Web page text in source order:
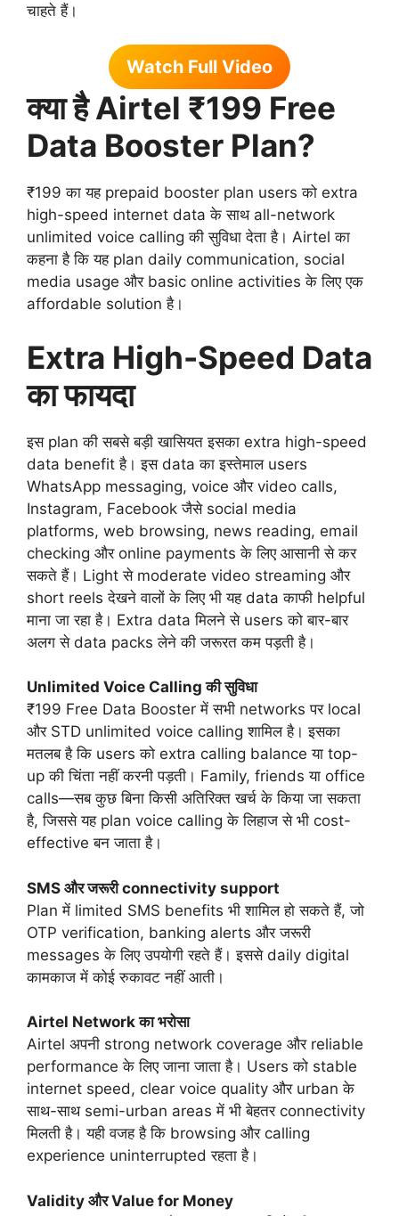
चाहते हैं।
Watch Full Video
क्या है Airtel ₹199 Free
Data Booster Plan?
₹199 का यह prepaid booster plan users को extra
high-speed internet data के साथ all-network
unlimited voice calling की सुविधा देता है। Airtel का
कहना है कि यह plan daily communication, social
media usage और basic online activities के लिए एक
affordable solution है।
Extra High-Speed Data
का फायदा
इस plan की सबसे बड़ी खासियत इसका extra high-speed
data benefit है। इस data का इस्तेमाल users
WhatsApp messaging, voice और video calls,
Instagram, Facebook जैसे social media
platforms, web browsing, news reading, email
checking और online payments के लिए आसानी से कर
सकते हैं। Light से moderate video streaming और
short reels देखने वालों के लिए भी यह data काफी helpful
माना जा रहा है। Extra data मिलने से users को बार-बार
अलग से data packs लेने की जरूरत कम पड़ती है।
Unlimited Voice Calling की सुविधा
₹199 Free Data Booster में सभी networks पर local
और STD unlimited voice calling शामिल है। इसका
मतलब है कि users को extra calling balance या top-
up की चिंता नहीं करनी पड़ती। Family, friends या office
calls—सब कुछ बिना किसी अतिरिक्त खर्च के किया जा सकता
है, जिससे यह plan voice calling के लिहाज से भी cost-
effective बन जाता है।
SMS और जरूरी connectivity support
Plan में limited SMS benefits भी शामिल हो सकते हैं, जो
OTP verification, banking alerts और जरूरी
messages के लिए उपयोगी रहते हैं। इससे daily digital
कामकाज में कोई रुकावट नहीं आती।
Airtel Network का भरोसा
Airtel अपनी strong network coverage और reliable
performance के लिए जाना जाता है। Users को stable
internet speed, clear voice quality और urban के
साथ-साथ semi-urban areas में भी बेहतर connectivity
मिलती है। यही वजह है कि browsing और calling
experience uninterrupted रहता है।
Validity और Value for Money